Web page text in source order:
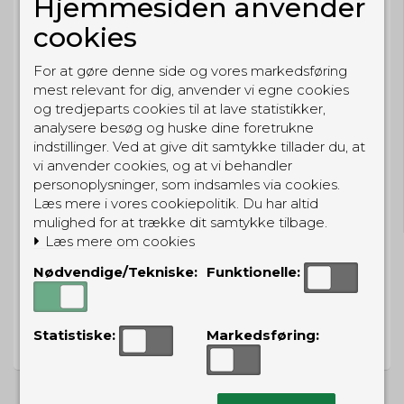
så sender vi om
Eller hent i butikken til kl. 17:00
GRATIS LEVERING
Til pakkeboks ved køb for 399 kr.
Gratis hjemmelevering for 699 kr.
Vi har prisgaranti på alle produkter
Hjemmesiden anvender
cookies
For at gøre denne side og vores markedsføring
mest relevant for dig, anvender vi egne cookies
og tredjeparts cookies til at lave statistikker,
analysere besøg og huske dine foretrukne
indstillinger. Ved at give dit samtykke tillader du, at
vi anvender cookies, og at vi behandler
personoplysninger, som indsamles via cookies.
Læs mere i vores cookiepolitik. Du har altid
mulighed for at trække dit samtykke tilbage.
Læs mere om cookies
Nødvendige/Tekniske: Funktionelle:
Statistiske: Markedsføring: